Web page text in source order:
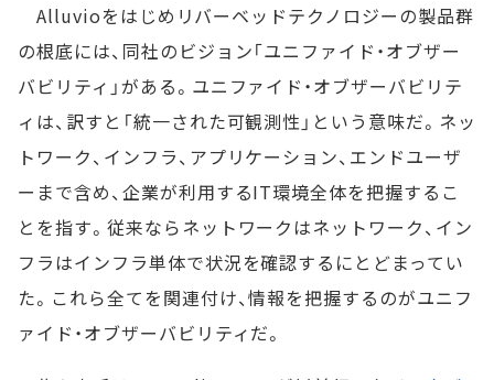
Alluvioをはじめリバーベッドテクノロジーの製品群
の根底には、同社のビジョン「ユニファイド・オブザー
バビリティ」がある。ユニファイド・オブザーバビリテ
ィは、訳すと「統一された可観測性」という意味だ。ネッ
トワーク、インフラ、アプリケーション、エンドユーザ
ーまで含め、企業が利用するIT環境全体を把握するこ
とを指す。従来ならネットワークはネットワーク、イン
フラはインフラ単体で状況を確認するにとどまってい
た。これら全てを関連付け、情報を把握するのがユニフ
ァイド・オブザーバビリティだ。